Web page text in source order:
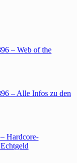
– Web of the
– Alle Infos zu den
Hardcore-